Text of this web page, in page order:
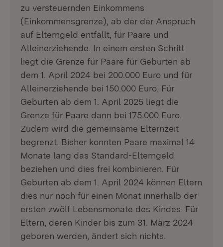
zu versteuernden Einkommens
(Einkommensgrenze), ab der der Anspruch
auf Elterngeld entfällt, für Paare und
Alleinerziehende. In einem ersten Schritt
liegt die Grenze für Paare für Geburten ab
dem 1. April 2024 bei 200.000 Euro und für
Alleinerziehende bei 150.000 Euro. Für
Geburten ab dem 1. April 2025 liegt die
Grenze für Paare dann bei 175.000 Euro.
Zudem wird die gemeinsame Elternzeit
begrenzt. Bisher konnten Paare maximal 14
Monate lang das Standard-Elterngeld
beziehen und dies frei kombinieren. Für
Geburten ab dem 1. April 2024 können Eltern
dies nur noch für einen Monat innerhalb der
ersten zwölf Lebensmonate des Kindes. Für
Eltern, deren Kinder bis zum 31. März 2024
geboren werden, ändert sich nichts.